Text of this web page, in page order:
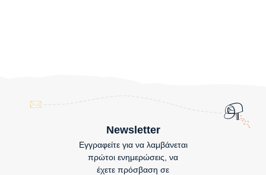
Newsletter
Εγγραφείτε για να λαμβάνεται
πρώτοι ενημερώσεις, να
έχετε πρόσβαση σε